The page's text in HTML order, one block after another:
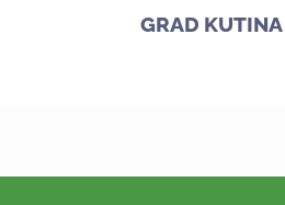
GRAD KUTINA